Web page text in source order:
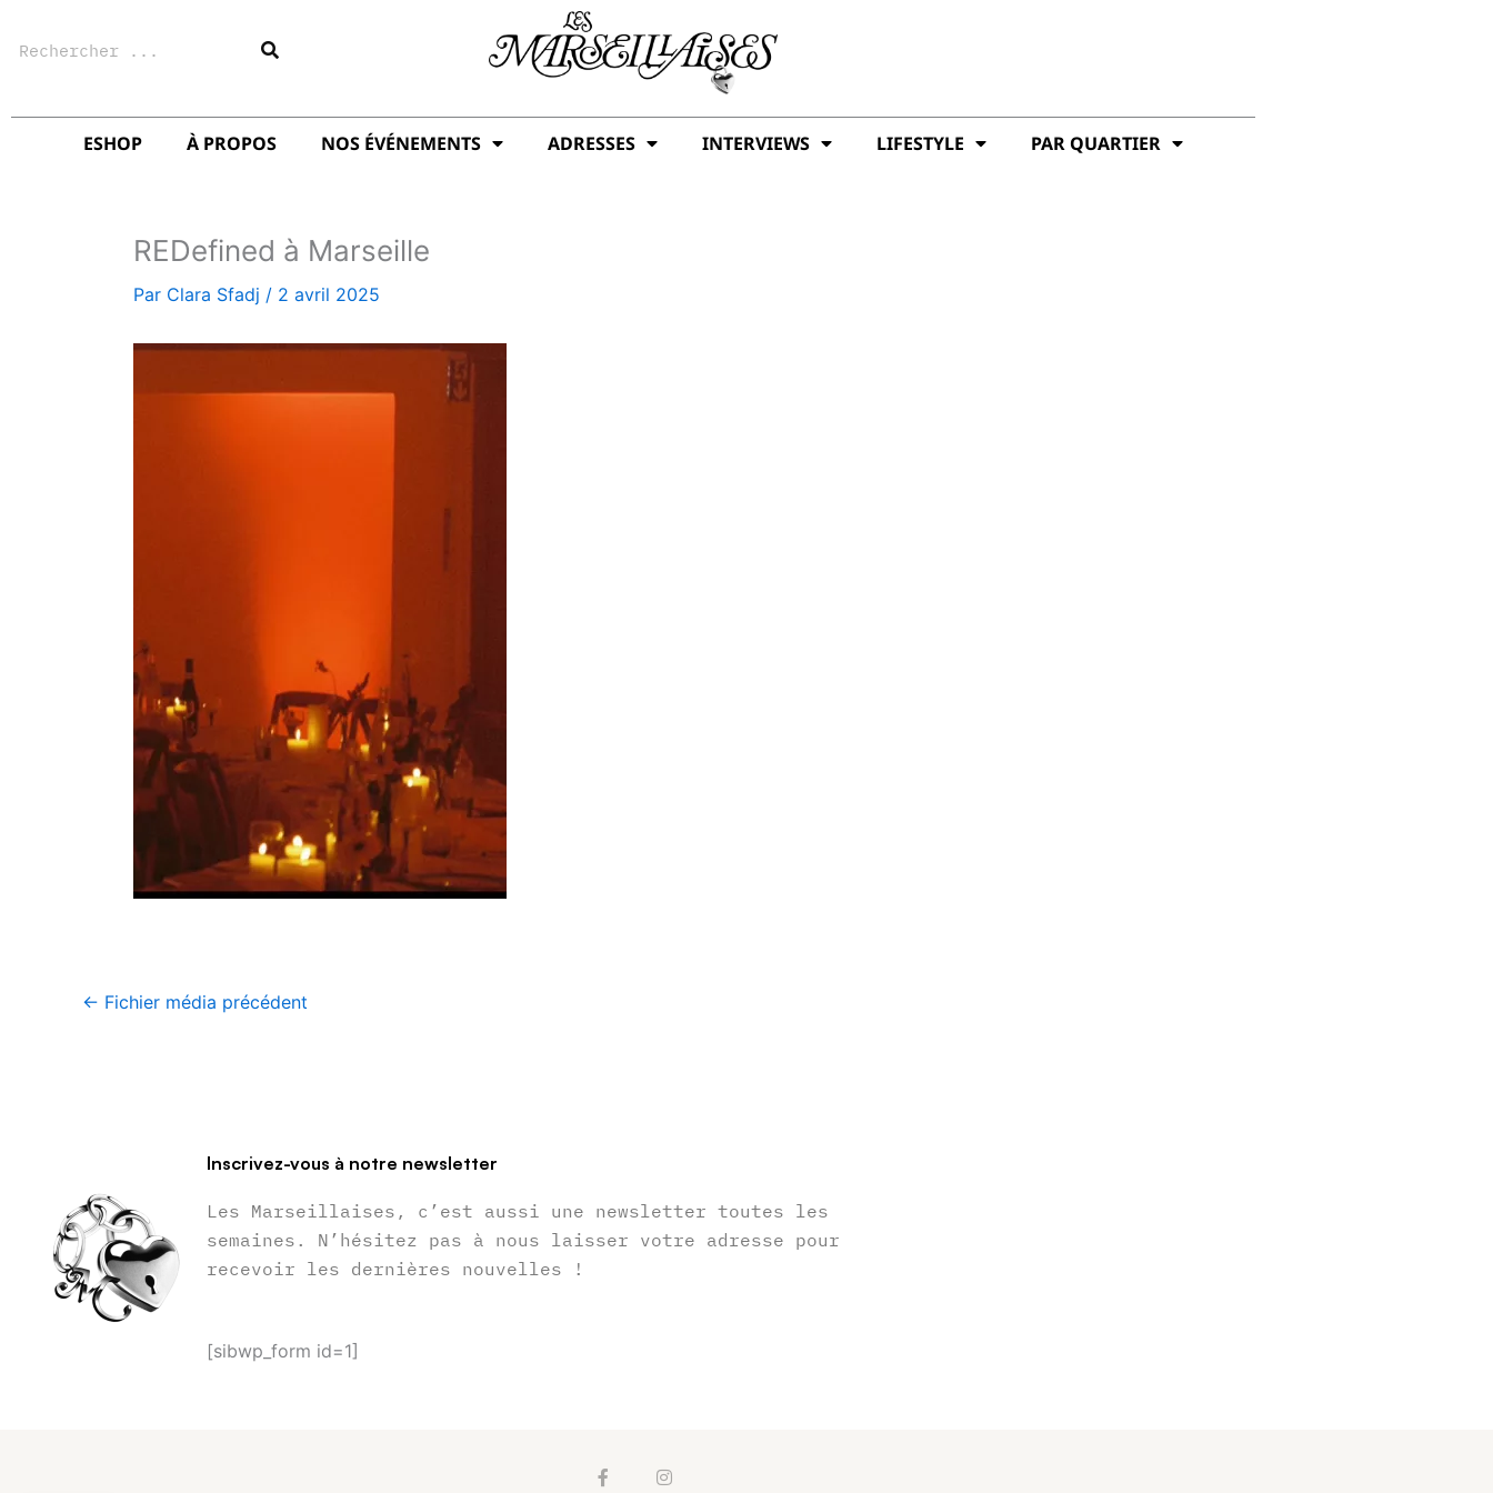
ESHOP À PROPOS NOS ÉVÉNEMENTS ADRESSES INTERVIEWS LIFESTYLE PAR QUARTIER
REDefined à Marseille
Par Clara Sfadj / 2 avril 2025
← Fichier média précédent
Inscrivez-vous à notre newsletter
Les Marseillaises, c’est aussi une newsletter toutes les
semaines. N’hésitez pas à nous laisser votre adresse pour
recevoir les dernières nouvelles !
[sibwp_form id=1]
F
I